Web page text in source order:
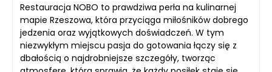
Restauracja NOBO to prawdziwa perła na kulinarnej
mapie Rzeszowa, która przyciąga miłośników dobrego
jedzenia oraz wyjątkowych doświadczeń. W tym
niezwykłym miejscu pasja do gotowania łączy się z
dbałością o najdrobniejsze szczegóły, tworząc